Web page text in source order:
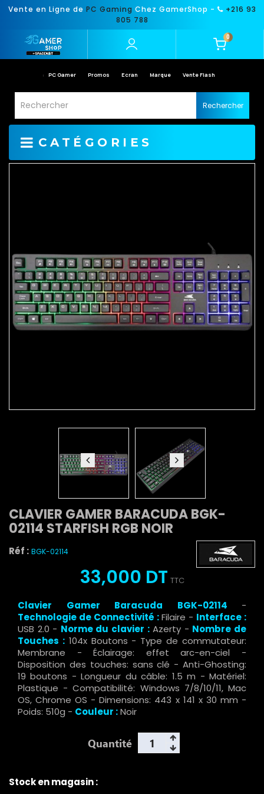
Vente en Ligne de PC Gaming Chez GamerShop -
+216 93
805 788
0
PC Gamer Promos Ecran Marque Vente Flash
Rechercher
CATÉGORIES
CLAVIER GAMER BARACUDA BGK-
02114 STARFISH RGB NOIR
Réf : BGK-02114
33,000 DT TTC
Clavier Gamer Baracuda BGK-02114 -
Technologie de Connectivité :Filaire - Interface :
USB 2.0 - Norme du clavier :Azerty - Nombre de
Touches :104x Boutons - Type de commutateur:
Membrane - Éclairage: effet arc-en-ciel -
Disposition des touches: sans clé - Anti-Ghosting:
19 boutons - Longueur du câble: 1.5 m - Matériel:
Plastique - Compatibilité: Windows 7/8/10/11, Mac
OS, Chrome OS - Dimensions: 443 x 141 x 30 mm -
Poids: 510g - Couleur :Noir
Quantité
Stock en magasin :